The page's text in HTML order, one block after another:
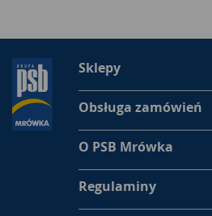
Sklepy
Obsługa zamówień
O PSB Mrówka
Regulaminy